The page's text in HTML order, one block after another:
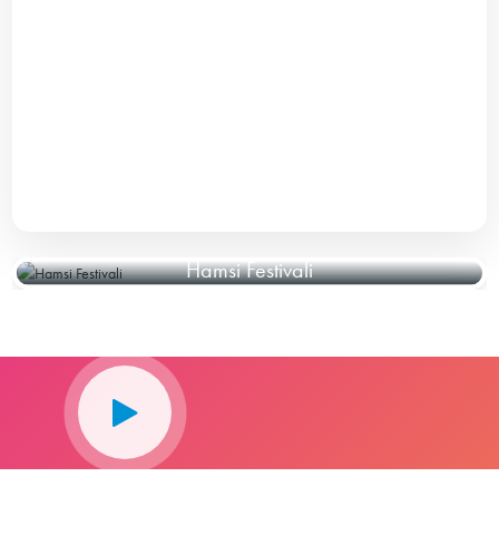
Hamsi Festivali